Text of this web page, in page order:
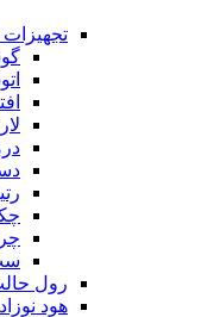
تجهیزات
رول
هود نوزاد